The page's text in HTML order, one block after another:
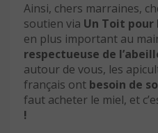
Ainsi, chers marraines,
soutien via Un Toit pour
en plus important au
respectueuse de
autour de vous, les
français ont besoin de
faut acheter le miel, et
!